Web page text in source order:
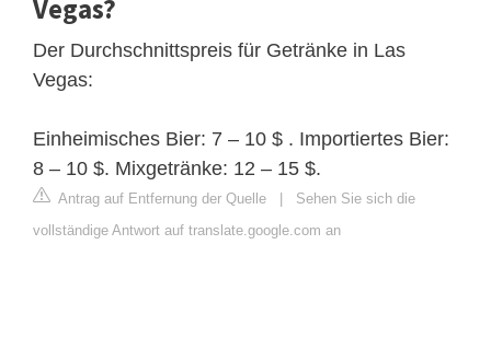
Vegas?
Der Durchschnittspreis für Getränke in Las
Vegas:
Einheimisches Bier: 7 – 10 $ . Importiertes Bier:
8 – 10 $. Mixgetränke: 12 – 15 $.
Antrag auf Entfernung der Quelle | Sehen Sie sich die
vollständige Antwort auf translate.google.com an